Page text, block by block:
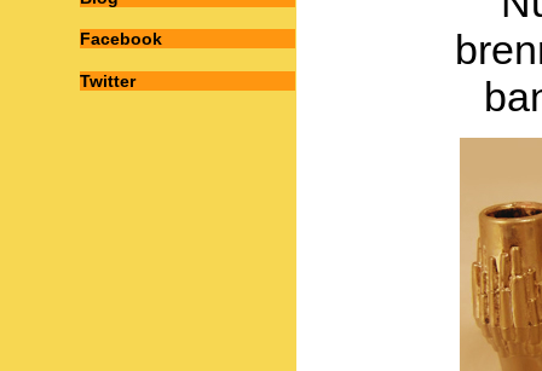
Facebook
Twitter